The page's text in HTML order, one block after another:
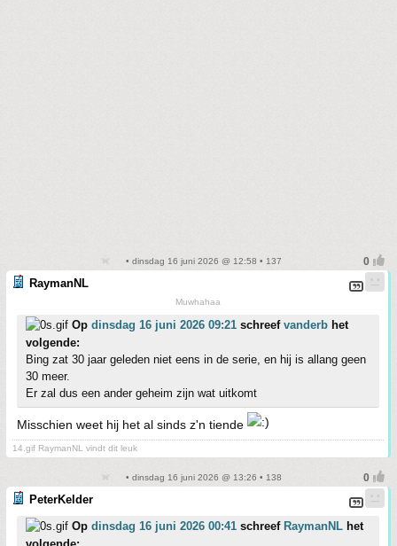
• dinsdag 16 juni 2026 @ 12:58 • 137
RaymanNL
Muwhahaa
Op dinsdag 16 juni 2026 09:21 schreef vanderb het
volgende:
Bing zat 30 jaar geleden niet eens in de serie, en hij is allang geen
30 meer.
Er zal dus een ander geheim zijn wat uitkomt
Misschien weet hij het al sinds z'n tiende
14.gif RaymanNL vindt dit leuk
• dinsdag 16 juni 2026 @ 13:26 • 138
PeterKelder
Op dinsdag 16 juni 2026 00:41 schreef RaymanNL het